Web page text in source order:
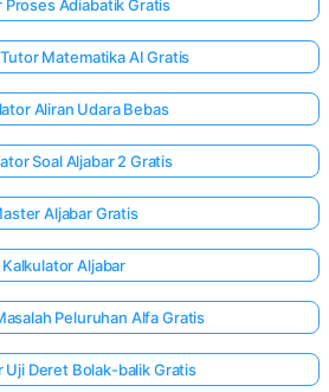
Proses Adiabatik Gratis
Matematika AI Gratis
Aliran Udara Bebas
Soal Aljabar 2 Gratis
Aljabar Gratis
Kalkulator Aljabar
Peluruhan Alfa Gratis
Uji Deret Bolak-balik Gratis